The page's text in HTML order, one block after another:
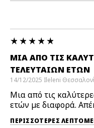
ΜΙΑ ΑΠΌ ΤΙΣ
ΤΕΛΕΥΤΑΊΩΝ ΕΤΏΝ
14/12/2025 Ileleni
Μια από τις
ετών με διαφορά.
ΠΕΡΙΣΣΌΤΕΡΕΣ